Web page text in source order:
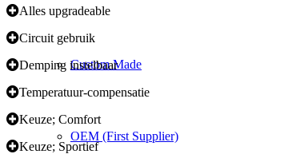
Custom Made
OEM (First Supplier)
Alles upgradeable
Circuit gebruik
Demping instelbaar
Temperatuur-compensatie
Keuze; Comfort
Keuze; Sportief